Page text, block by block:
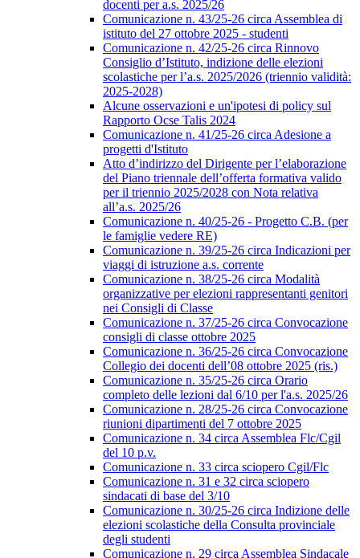
docenti per a.s. 2025/26
Comunicazione n. 43/25-26 circa Assemblea di
istituto del 27 ottobre 2025 - studenti
Comunicazione n. 42/25-26 circa Rinnovo
Consiglio d’Istituto, indizione delle elezioni
scolastiche per l’a.s. 2025/2026 (triennio validità:
2025-2028)
Alcune osservazioni e un'ipotesi di policy sul
Rapporto Ocse Talis 2024
Comunicazione n. 41/25-26 circa Adesione a
progetti d'Istituto
Atto d’indirizzo del Dirigente per l’elaborazione
del Piano triennale dell’offerta formativa valido
per il triennio 2025/2028 con Nota relativa
all’a.s. 2025/26
Comunicazione n. 40/25-26 - Progetto C.B. (per
le famiglie vedere RE)
Comunicazione n. 39/25-26 circa Indicazioni per
viaggi di istruzione a.s. corrente
Comunicazione n. 38/25-26 circa Modalità
organizzative per elezioni rappresentanti genitori
nei Consigli di Classe
Comunicazione n. 37/25-26 circa Convocazione
consigli di classe ottobre 2025
Comunicazione n. 36/25-26 circa Convocazione
Collegio dei docenti dell’08 ottobre 2025 (ris.)
Comunicazione n. 35/25-26 circa Orario
completo delle lezioni dal 6/10 per l'a.s. 2025/26
Comunicazione n. 28/25-26 circa Convocazione
riunioni dipartimenti del 7 ottobre 2025
Comunicazione n. 34 circa Assemblea Flc/Cgil
del 10 p.v.
Comunicazione n. 33 circa sciopero Cgil/Flc
Comunicazione n. 31 e 32 circa sciopero
sindacati di base del 3/10
Comunicazione n. 30/25-26 circa Indizione delle
elezioni scolastiche della Consulta provinciale
degli studenti
Comunicazione n. 29 circa Assemblea Sindacale